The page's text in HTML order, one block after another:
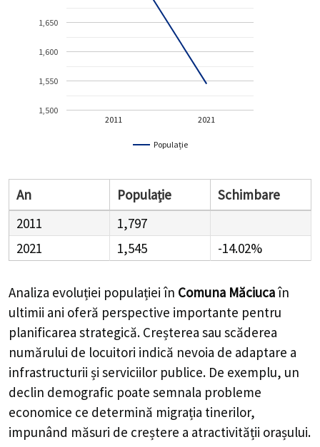
Populație
2011 2021
1,500
1,550
1,600
1,650
An Populație
Schimbare
2011
1,797
2021
1,545 -14.02%
Analiza evoluției populației în Comuna Măciucaîn
ultimii ani oferă perspective importante pentru
planificarea strategică. Creșterea sau scăderea
numărului de locuitori indică nevoia de adaptare a
infrastructurii și serviciilor publice. De exemplu, un
declin demografic poate semnala probleme
economice ce determină migrația tinerilor,
impunând măsuri de creștere a atractivității orașului.